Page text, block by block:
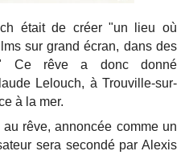
était de créer "un lieu où
sur grand écran, dans des
Ce rêve a donc donné
Lelouch, à Trouville-sur-
à la mer.
rêve, annoncée comme un
sera secondé par Alexis